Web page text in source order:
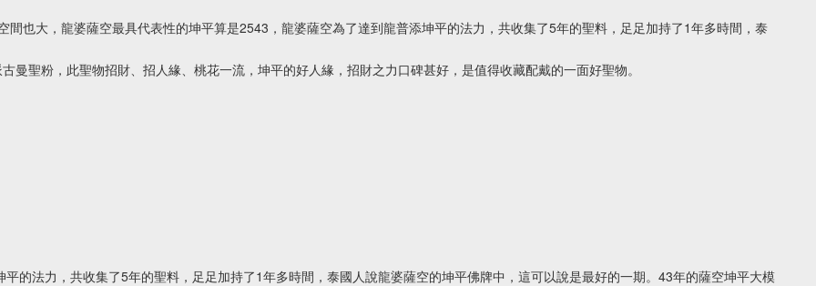
也大，龍婆薩空最具代表性的坤平算是2543，龍婆薩空為了達到龍普添坤平的法力，共收集了5年的聖料，足足加持了1年多時間，泰
曼聖粉，此聖物招財、招人緣、桃花一流，坤平的好人緣，招財之力口碑甚好，是值得收藏配戴的一面好聖物。
的法力，共收集了5年的聖料，足足加持了1年多時間，泰國人說龍婆薩空的坤平佛牌中，這可以說是最好的一期。43年的薩空坤平大模